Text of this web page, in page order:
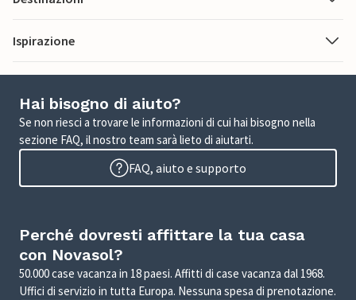
Ispirazione
Hai bisogno di aiuto?
Se non riesci a trovare le informazioni di cui hai bisogno nella
sezione FAQ, il nostro team sarà lieto di aiutarti.
FAQ, aiuto e supporto
Perché dovresti affittare la tua casa
con Novasol?
50.000 case vacanza in 18 paesi. Affitti di case vacanza dal 1968.
Uffici di servizio in tutta Europa. Nessuna spesa di prenotazione.